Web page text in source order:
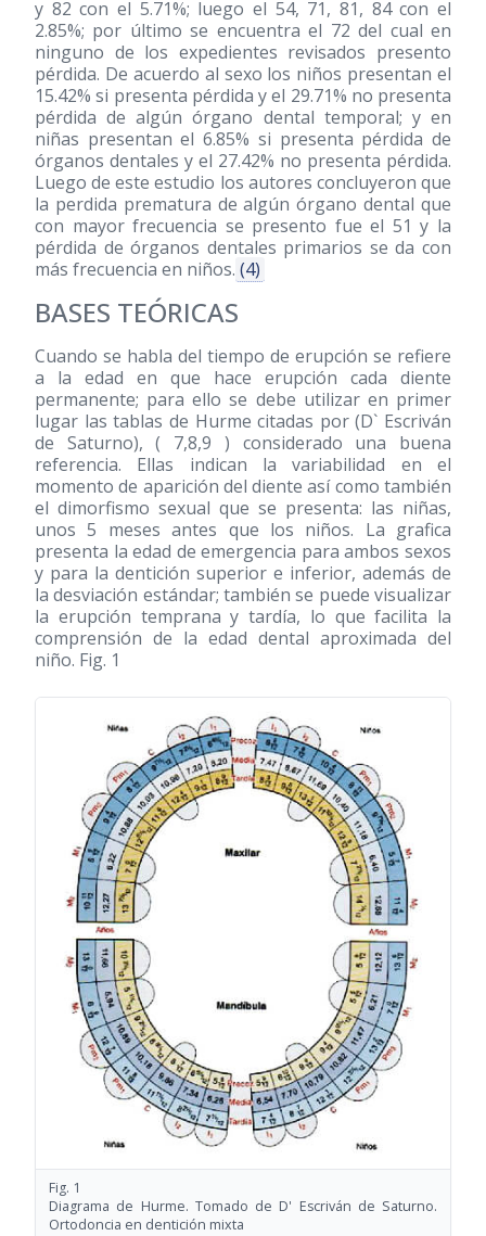
y 82 con el 5.71%; luego el 54, 71, 81, 84 con el
2.85%; por último se encuentra el 72 del cual en
ninguno de los expedientes revisados presento
pérdida. De acuerdo al sexo los niños presentan el
15.42% si presenta pérdida y el 29.71% no presenta
pérdida de algún órgano dental temporal; y en
niñas presentan el 6.85% si presenta pérdida de
órganos dentales y el 27.42% no presenta pérdida.
Luego de este estudio los autores concluyeron que
la perdida prematura de algún órgano dental que
con mayor frecuencia se presento fue el 51 y la
pérdida de órganos dentales primarios se da con
más frecuencia en niños. (4)
BASES TEÓRICAS
Cuando se habla del tiempo de erupción se refiere
a la edad en que hace erupción cada diente
permanente; para ello se debe utilizar en primer
lugar las tablas de Hurme citadas por (D` Escriván
de Saturno), ( 7,8,9 ) considerado una buena
referencia. Ellas indican la variabilidad en el
momento de aparición del diente así como también
el dimorfismo sexual que se presenta: las niñas,
unos 5 meses antes que los niños. La grafica
presenta la edad de emergencia para ambos sexos
y para la dentición superior e inferior, además de
la desviación estándar; también se puede visualizar
la erupción temprana y tardía, lo que facilita la
comprensión de la edad dental aproximada del
niño. Fig. 1
Fig. 1
Diagrama de Hurme. Tomado de D' Escriván de Saturno.
Ortodoncia en dentición mixta